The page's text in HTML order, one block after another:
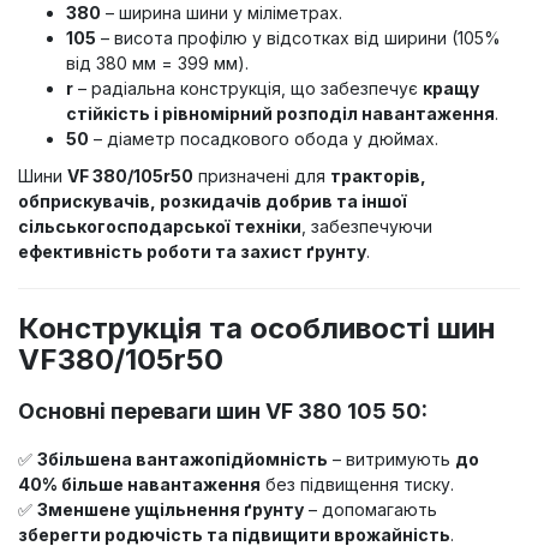
380 – ширина шини у міліметрах.
105 – висота профілю у відсотках від ширини (105%
від 380 мм = 399 мм).
r – радіальна конструкція, що забезпечує кращу
стійкість і рівномірний розподіл навантаження.
50 – діаметр посадкового обода у дюймах.
Шини VF 380/105r50 призначені для тракторів,
обприскувачів, розкидачів добрив та іншої
сільськогосподарської техніки , забезпечуючи
ефективність роботи та захист ґрунту.
Конструкція та особливості шин
VF380/105r50
Основні переваги шин VF 380 105 50:
✅ Збільшена вантажопідйомність – витримують до
40% більше навантаження без підвищення тиску.
✅ Зменшене ущільнення ґрунту – допомагають
зберегти родючість та підвищити врожайність.